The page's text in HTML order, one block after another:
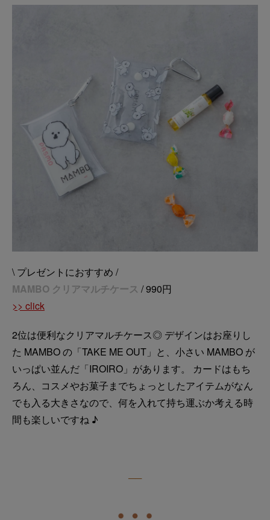
\ プレゼントにおすすめ /
MAMBO クリアマルチケース / 990円
>> click
2位は便利なクリアマルチケース◎ デザインはお座りし
た MAMBO の「TAKE ME OUT」と、小さい MAMBO が
いっぱい並んだ「IROIRO」があります。 カードはもち
ろん、コスメやお菓子までちょっとしたアイテムがなん
でも入る大きさなので、何を入れて持ち運ぶか考える時
間も楽しいですね ♪
──